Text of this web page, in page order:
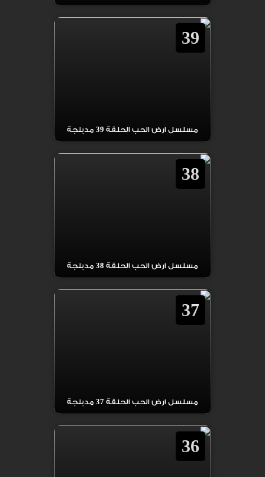
39
مسلسل ارض الحب الحلقة 39 مدبلجة
38
مسلسل ارض الحب الحلقة 38 مدبلجة
37
مسلسل ارض الحب الحلقة 37 مدبلجة
36